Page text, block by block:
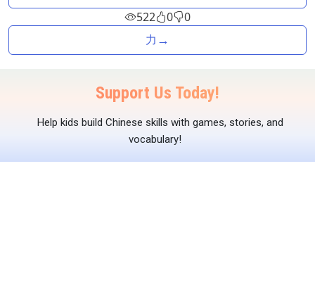
522 0 0
力 →
Support Us Today!
Help kids build Chinese skills with games, stories, and
vocabulary!